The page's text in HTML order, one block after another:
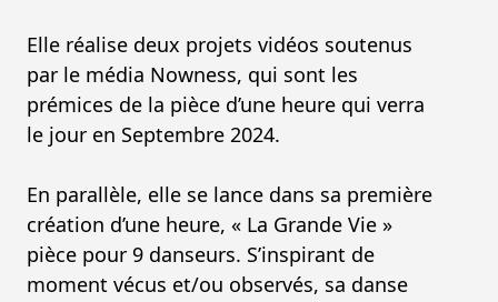
Elle réalise deux projets vidéos soutenus
par le média Nowness, qui sont les
prémices de la pièce d’une heure qui verra
le jour en Septembre 2024.
En parallèle, elle se lance dans sa première
création d’une heure, « La Grande Vie »
pièce pour 9 danseurs. S’inspirant de
moment vécus et/ou observés, sa danse